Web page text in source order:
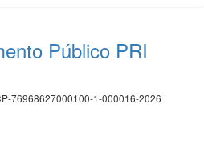
Público PRI
76968627000100-1-000016-2026